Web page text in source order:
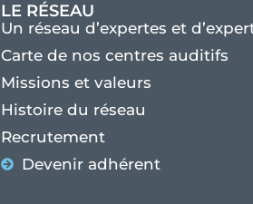
LE RÉSEAU
Un réseau d’expertes et
Carte de nos centres auditifs
Missions et valeurs
Histoire du réseau
Recrutement
Devenir adhérent